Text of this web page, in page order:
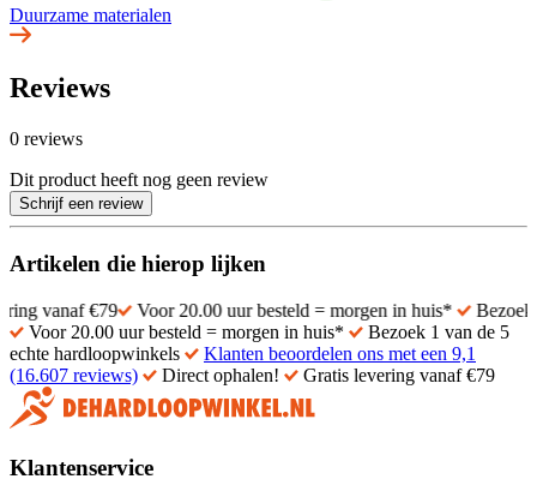
Duurzame materialen
Reviews
0 reviews
Dit product heeft nog geen review
Schrijf een review
Artikelen die hierop lijken
€79 Voor 20.00 uur besteld = morgen in huis*
Bezoek 1 van de
Voor 20.00 uur besteld = morgen in huis*
Bezoek 1 van de 5
echte hardloopwinkels
Klanten beoordelen ons met een 9,1
(16.607 reviews)
Direct ophalen! Gratis levering vanaf €79
Klantenservice